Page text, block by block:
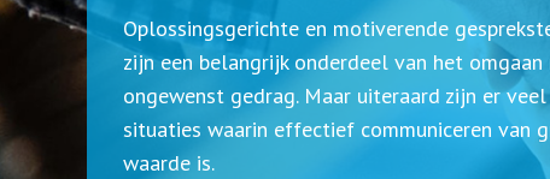
Oplossingsgerichte en motiverende
zijn een belangrijk onderdeel van het omgaan
ongewenst gedrag. Maar uiteraard zijn er
situaties waarin effectief communiceren van
waarde is.